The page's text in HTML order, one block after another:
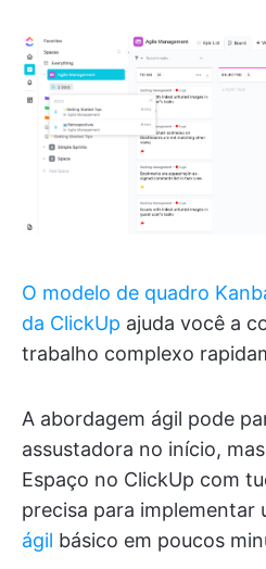
O modelo de quadro
da ClickUp ajuda você a
trabalho complexo
A abordagem ágil pode
assustadora no início,
Espaço no ClickUp com
precisa para implementar
ágil básico em poucos